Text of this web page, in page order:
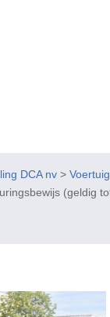
DCA nv >
(geldig